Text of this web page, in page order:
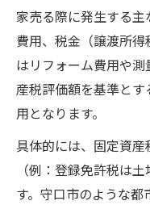
家売る際に発生する
費用、税金（譲渡所
はリフォーム費用や
産税評価額を基準と
用となります。
具体的には、固定資
（例：登録免許税は
す。守口市のような